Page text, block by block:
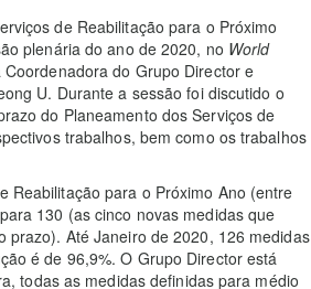
de Reabilitação para o Próximo
plenária do ano de 2020, no World
do Grupo Director e
U. Durante a sessão foi discutido o
do Planeamento dos Serviços de
trabalhos, bem como os trabalhos
Reabilitação para o Próximo Ano (entre
130 (as cinco novas medidas que
prazo). Até Janeiro de 2020, 126 medidas
é de 96,9%. O Grupo Director está
todas as medidas definidas para médio